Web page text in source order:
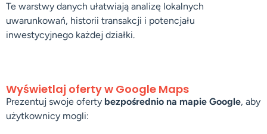
Te warstwy danych ułatwiają analizę lokalnych
uwarunkowań, historii transakcji i potencjału
inwestycyjnego każdej działki.
Wyświetlaj oferty w Google Maps
Prezentuj swoje oferty bezpośrednio na mapie Google, aby
użytkownicy mogli: